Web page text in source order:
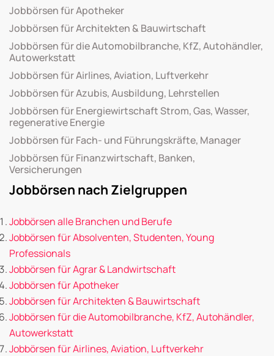
Jobbörsen für Apotheker
Jobbörsen für Architekten & Bauwirtschaft
Jobbörsen für die Automobilbranche, KfZ, Autohändler,
Autowerkstatt
Jobbörsen für Airlines, Aviation, Luftverkehr
Jobbörsen für Azubis, Ausbildung, Lehrstellen
Jobbörsen für Energiewirtschaft Strom, Gas, Wasser,
regenerative Energie
Jobbörsen für Fach- und Führungskräfte, Manager
Jobbörsen für Finanzwirtschaft, Banken,
Versicherungen
Jobbörsen nach Zielgruppen
Jobbörsen alle Branchen und Berufe
Jobbörsen für Absolventen, Studenten, Young
Professionals
Jobbörsen für Agrar & Landwirtschaft
Jobbörsen für Apotheker
Jobbörsen für Architekten & Bauwirtschaft
Jobbörsen für die Automobilbranche, KfZ, Autohändler,
Autowerkstatt
Jobbörsen für Airlines, Aviation, Luftverkehr